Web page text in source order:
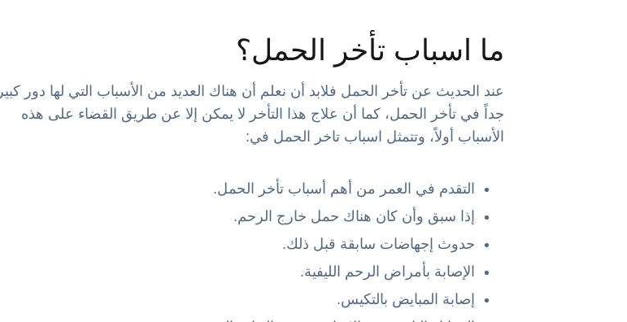
ما اسباب تأخر الحمل؟
عند الحديث عن تأخر الحمل فلابد أن نعلم أن هناك العديد من الأسباب التي لها دور كبير
جداً في تأخر الحمل، كما أن علاج هذا التأخر لا يمكن إلا عن طريق القضاء على هذه
الأسباب أولاً، وتتمثل اسباب تاخر الحمل في:
التقدم في العمر من أهم أسباب تأخر الحمل.
إذا سبق وأن كان هناك حمل خارج الرحم.
حدوث إجهاضات سابقة قبل ذلك.
الإصابة بأمراض الرحم الليفية.
إصابة المبايض بالتكيس.